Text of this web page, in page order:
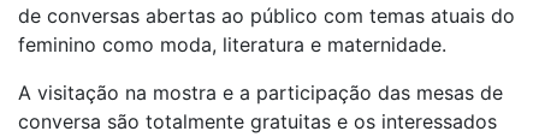
de conversas abertas ao público com temas atuais do
feminino como moda, literatura e maternidade.
A visitação na mostra e a participação das mesas de
conversa são totalmente gratuitas e os interessados